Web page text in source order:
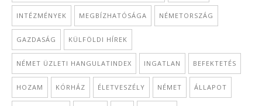
INTÉZMÉNYEK MEGBÍZHATÓSÁGA NÉMETORSZÁG
GAZDASÁG KÜLFÖLDI HÍREK
NÉMET ÜZLETI HANGULATINDEX INGATLAN BEFEKTETÉS
HOZAM KÓRHÁZ ÉLETVESZÉLY NÉMET ÁLLAPOT